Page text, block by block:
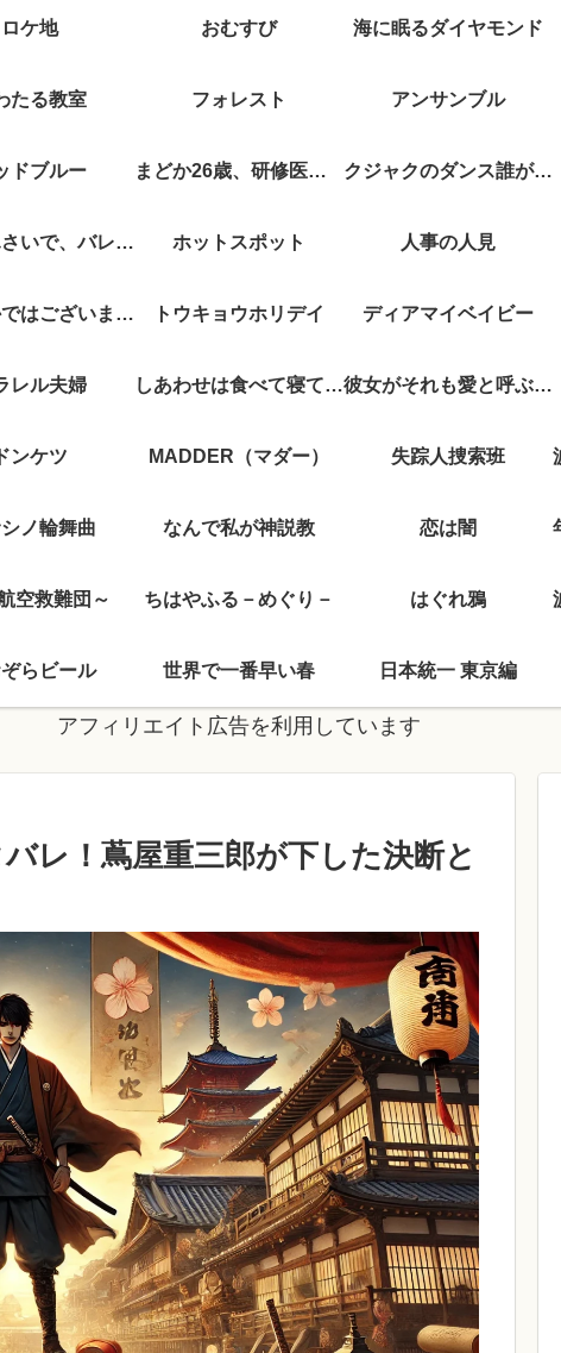
ロケ地 おむすび 海に眠るダイヤモンド
たる教室 フォレスト アンサンブル
ドブルー まどか26歳、研修医やってます！ クジャクのダンス誰が見た？
キスでふさいで、バレないで。 ホットスポット 人事の人見
やぶさかではございません トウキョウホリデイ ディアマイベイビー
レル夫婦 しあわせは食べて寝て待て 彼女がそれも愛と呼ぶなら
ドンケツ MADDER（マダー） 失踪人捜索班
ノ輪舞曲 なんで私が神説教 恋は闇
空救難団～ ちはやふる－めぐり－ はぐれ鴉
らビール 世界で一番早い春 日本統一 東京編
アフィリエイト広告を利用しています
レ！蔦屋重三郎が下した決断と